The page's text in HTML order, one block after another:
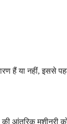
हैं या नहीं, इससे
की आंतरिक